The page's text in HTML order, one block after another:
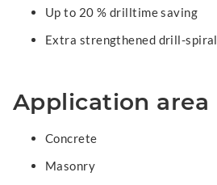
Up to 20 % drilltime saving
Extra strengthened drill-spiral
Application area
Concrete
Masonry